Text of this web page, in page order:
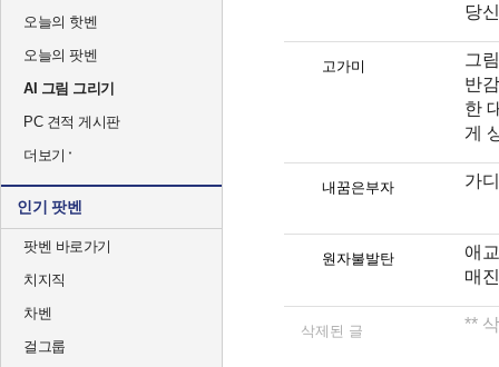
오늘의 핫벤
오늘의 팟벤
AI 그림 그리기
PC 견적 게시판
더보기
인기 팟벤
팟벤 바로가기
치지직
차벤
걸그룹
당
고가미
그
반
한
게
내꿈은부자 가
원자불발탄
애
매
삭제된 글 **